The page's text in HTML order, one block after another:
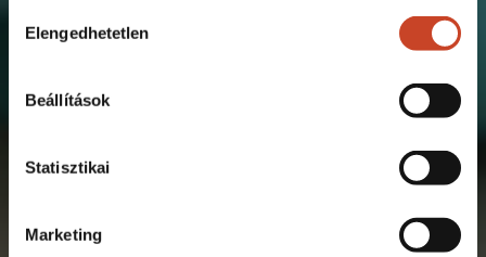
kiválasztása
Elengedhetetlen
Beállítások
Statisztikai
Marketing